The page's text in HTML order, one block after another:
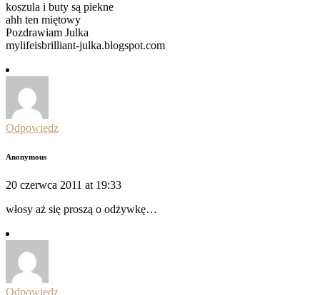
koszula i buty są piekne
ahh ten miętowy
Pozdrawiam Julka
mylifeisbrilliant-julka.blogspot.com
Odpowiedz
Anonymous
20 czerwca 2011 at 19:33
włosy aż się proszą o odżywkę…
Odpowiedz